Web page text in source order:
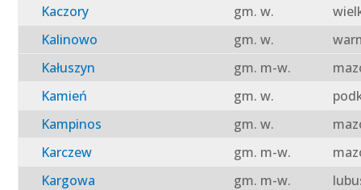
Kaczory
gm. w.
Kalinowo
gm. w.
Kałuszyn
gm. m-w.
Kamień
gm. w.
Kampinos
gm. w.
Karczew
gm. m-w.
Kargowa
gm. m-w.